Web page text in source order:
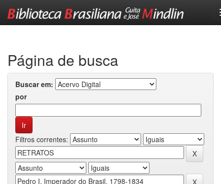
Página de busca
Buscar em:
por
Filtros correntes: